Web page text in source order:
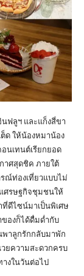
ฟลูฯ และแก็งสี่ขา
ด ให้น้องหมาน้อง
นเทนต์เรียกยอด
าศสุดชิค ภายใต้
รณ์ท่องเที่ยวแบบไม่
ศรษฐกิจชุมชนให้
ที่ดีไซน์มาเป็นพิเศษ
ของก็ได้ดื่มด่ำกับ
พาลูกรักกลับมาพัก
ยความสะดวกครบ
งในวันต่อไป